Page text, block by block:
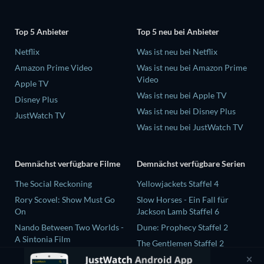
Top 5 Anbieter
Netflix
Amazon Prime Video
Apple TV
Disney Plus
JustWatch TV
Top 5 neu bei Anbieter
Was ist neu bei Netflix
Was ist neu bei Amazon Prime
Video
Was ist neu bei Apple TV
Was ist neu bei Disney Plus
Was ist neu bei JustWatch TV
Demnächst verfügbare Filme
The Social Reckoning
Rory Scovel: Show Must Go
On
Nando Between Two Worlds -
A Sintonia Film
Sunny Dancer
Demnächst verfügbare Serien
Yellowjackets Staffel 4
Slow Horses - Ein Fall für
Jackson Lamb Staffel 6
Dune: Prophecy Staffel 2
The Gentlemen Staffel 2
Love Is Blind: UK Staffel 3